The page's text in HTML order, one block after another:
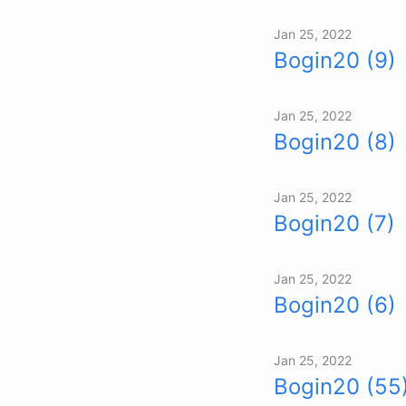
Jan 25, 2022
Bogin20 (9)
Jan 25, 2022
Bogin20 (8)
Jan 25, 2022
Bogin20 (7)
Jan 25, 2022
Bogin20 (6)
Jan 25, 2022
Bogin20